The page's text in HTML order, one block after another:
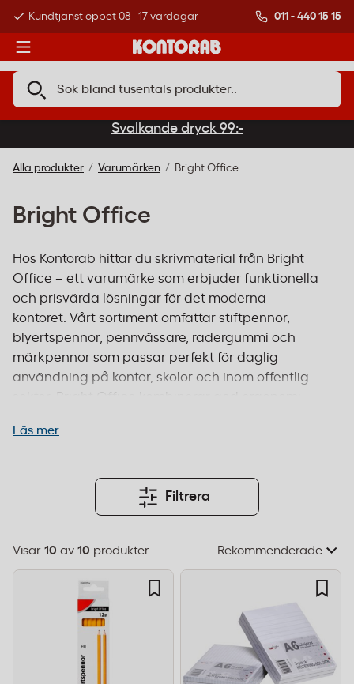
08 - 17 vardagar Över 500 000 kunder 011 - 440 15 15
Svalkande dryck 99:-
Alla produkter Varumärken Bright Office
Bright Office
Hos Kontorab hittar du skrivmaterial från Bright
Office – ett varumärke som erbjuder funktionella
och prisvärda lösningar för det moderna
kontoret. Vårt sortiment omfattar stiftpennor,
blyertspennor, pennvässare, radergummi och
märkpennor som passar perfekt för daglig
användning på kontor, skolor och inom offentlig
sektor. Bright Office kombinerar god ergonomi
för både kortare noteringar och längre
pålitliga skrivredskap till ett konkurrenskraftigt
pris utan att kompromissa med kvalitet. Beställ
före 14:00 för leverans inom 1–2 dagar och fri frakt
Läs mer
Filtrera
Visar 10 av 10 produkter
Välj
sorteringsordning